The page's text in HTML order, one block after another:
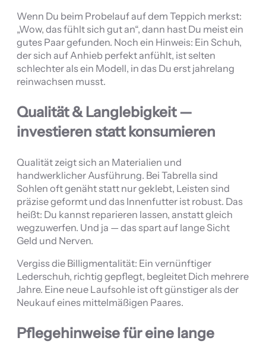
Wenn Du beim Probelauf auf dem Teppich merkst:
„Wow, das fühlt sich gut an“, dann hast Du meist ein
gutes Paar gefunden. Noch ein Hinweis: Ein Schuh,
der sich auf Anhieb perfekt anfühlt, ist selten
schlechter als ein Modell, in das Du erst jahrelang
reinwachsen musst.
Qualität & Langlebigkeit —
investieren statt konsumieren
Qualität zeigt sich an Materialien und
handwerklicher Ausführung. Bei Tabrella sind
Sohlen oft genäht statt nur geklebt, Leisten sind
präzise geformt und das Innenfutter ist robust. Das
heißt: Du kannst reparieren lassen, anstatt gleich
wegzuwerfen. Und ja — das spart auf lange Sicht
Geld und Nerven.
Vergiss die Billigmentalität: Ein vernünftiger
Lederschuh, richtig gepflegt, begleitet Dich mehrere
Jahre. Eine neue Laufsohle ist oft günstiger als der
Neukauf eines mittelmäßigen Paares.
Pflegehinweise für eine lange